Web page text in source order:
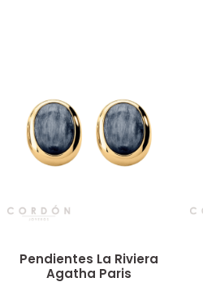
Pendientes La Riviera
Agatha Paris